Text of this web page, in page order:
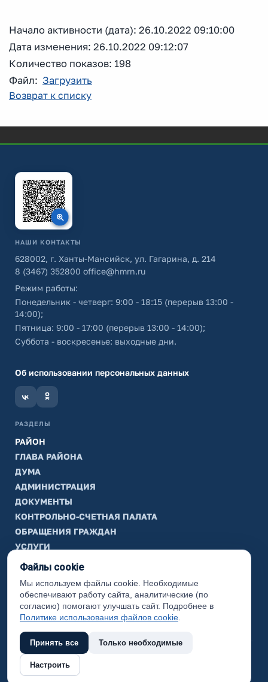
Начало активности (дата): 26.10.2022 09:10:00
Дата изменения: 26.10.2022 09:12:07
Количество показов: 198
Файл: Загрузить
Возврат к списку
НАШИ КОНТАКТЫ
628002, г. Ханты-Мансийск, ул. Гагарина, д. 214
8 (3467) 352800 office@hmrn.ru
Режим работы:
Понедельник - четверг: 9:00 - 18:15 (перерыв 13:00 -
14:00);
Пятница: 9:00 - 17:00 (перерыв 13:00 - 14:00);
Суббота - воскресенье: выходные дни.
Об использовании персональных данных
РАЗДЕЛЫ
РАЙОН
ГЛАВА РАЙОНА
ДУМА
АДМИНИСТРАЦИЯ
ДОКУМЕНТЫ
КОНТРОЛЬНО-СЧЕТНАЯ ПАЛАТА
ОБРАЩЕНИЯ ГРАЖДАН
УСЛУГИ
ТИК
ИНФОРМАЦИЯ
Законодательная карта
Карта сайта
(с) 2017 Ханты-Мансийский район, официальный сайт
администрации
Файлы cookie
Мы используем файлы cookie. Необходимые
обеспечивают работу сайта, аналитические (по
согласию) помогают улучшать сайт. Подробнее в
Политике использования файлов cookie
Принять все Только необходимые
Настроить